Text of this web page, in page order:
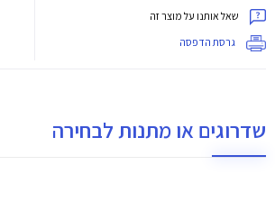
שאל אותנו על מוצר זה
גרסת הדפסה
שדרוגים או מתנות לבחירה